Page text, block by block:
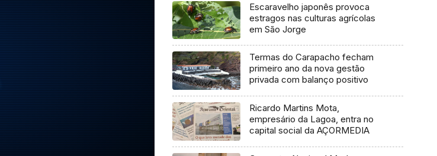
Escaravelho japonês provoca
estragos nas culturas agrícolas
em São Jorge
Termas do Carapacho fecham
primeiro ano da nova gestão
privada com balanço positivo
Ricardo Martins Mota,
empresário da Lagoa, entra no
capital social da AÇORMEDIA